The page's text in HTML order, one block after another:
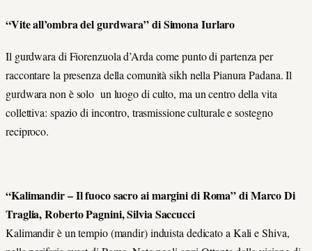
“Vite all’ombra del gurdwara” di Simona Iurlaro
Il gurdwara di Fiorenzuola d’Arda come punto di partenza per
raccontare la presenza della comunità sikh nella Pianura Padana. Il
gurdwara non è solo un luogo di culto, ma un centro della vita
collettiva: spazio di incontro, trasmissione culturale e sostegno
reciproco.
“Kalimandir – Il fuoco sacro ai margini di Roma” di Marco Di
Traglia, Roberto Pagnini, Silvia Saccucci
Kalimandir è un tempio (mandir) induista dedicato a Kali e Shiva,